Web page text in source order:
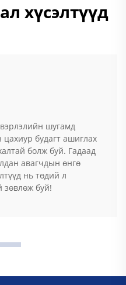
хүсэлтүүд
шугамд
цахиур будагт ашиглах
болж буй. Гадаад
авагчдын өнгө
нь төдий л
зөвлөж буй!